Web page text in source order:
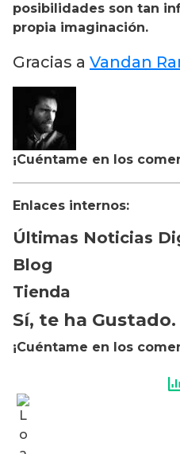
posibilidades son tan
propia imaginación.
Gracias a Vandan
¡Cuéntame en los
Enlaces internos:
Últimas Noticias
Blog
Tienda
Sí, te ha Gustado.
¡Cuéntame en los